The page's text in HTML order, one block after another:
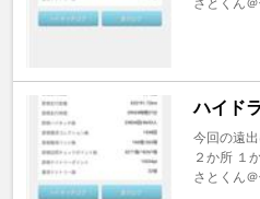
さとくん
ハイド
今回の遠
２か所 １
さとくん